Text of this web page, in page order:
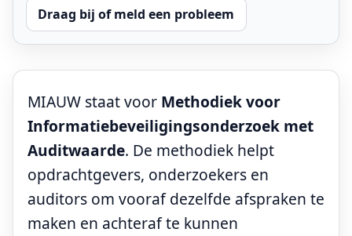
Draag bij of meld een probleem
MIAUW staat voor Methodiek voor
Informatiebeveiligingsonderzoek met
Auditwaarde. De methodiek helpt
opdrachtgevers, onderzoekers en
auditors om vooraf dezelfde afspraken te
maken en achteraf te kunnen